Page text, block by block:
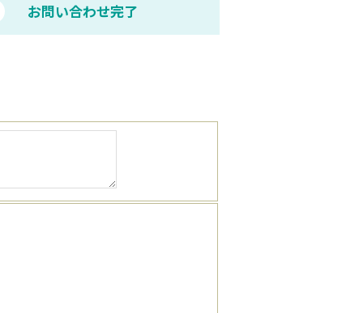
お問い合わせ完了